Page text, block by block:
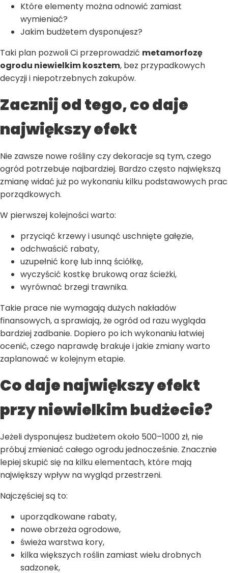
Które elementy można odnowić zamiast
wymieniać?
Jakim budżetem dysponujesz?
Taki plan pozwoli Ci przeprowadzić metamorfozę
ogrodu niewielkim kosztem, bez przypadkowych
decyzji i niepotrzebnych zakupów.
Zacznij od tego, co daje
największy efekt
Nie zawsze nowe rośliny czy dekoracje są tym, czego
ogród potrzebuje najbardziej. Bardzo często największą
zmianę widać już po wykonaniu kilku podstawowych prac
porządkowych.
W pierwszej kolejności warto:
przyciąć krzewy i usunąć uschnięte gałęzie,
odchwaścić rabaty,
uzupełnić korę lub inną ściółkę,
wyczyścić kostkę brukową oraz ścieżki,
wyrównać brzegi trawnika.
Takie prace nie wymagają dużych nakładów
finansowych, a sprawiają, że ogród od razu wygląda
bardziej zadbanie. Dopiero po ich wykonaniu łatwiej
ocenić, czego naprawdę brakuje i jakie zmiany warto
zaplanować w kolejnym etapie.
Co daje największy efekt
przy niewielkim budżecie?
Jeżeli dysponujesz budżetem około 500–1000 zł, nie
próbuj zmieniać całego ogrodu jednocześnie. Znacznie
lepiej skupić się na kilku elementach, które mają
największy wpływ na wygląd przestrzeni.
Najczęściej są to:
uporządkowane rabaty,
nowe obrzeża ogrodowe,
świeża warstwa kory,
kilka większych roślin zamiast wielu drobnych
sadzonek,